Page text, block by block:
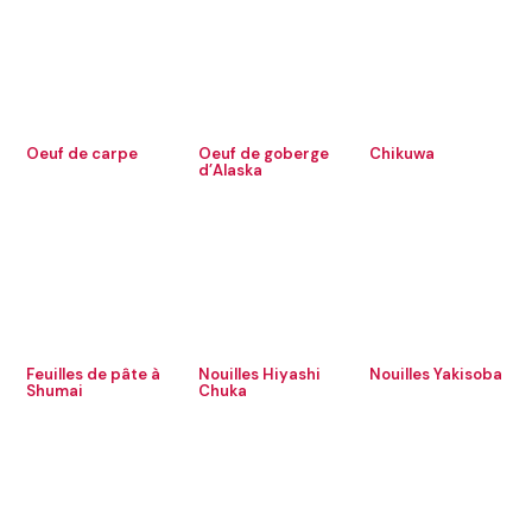
Oeuf de carpe
Oeuf de goberge
d’Alaska
Chikuwa
Feuilles de pâte à
Shumai
Nouilles Hiyashi
Chuka
Nouilles Yakisoba